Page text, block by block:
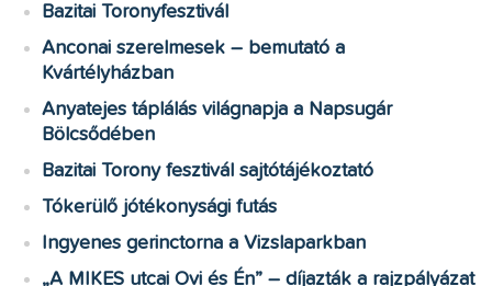
Bazitai Toronyfesztivál
Anconai szerelmesek – bemutató a
Kvártélyházban
Anyatejes táplálás világnapja a Napsugár
Bölcsődében
Bazitai Torony fesztivál sajtótájékoztató
Tókerülő jótékonysági futás
Ingyenes gerinctorna a Vizslaparkban
„A MIKES utcai Ovi és Én” – díjazták a rajzpályázat